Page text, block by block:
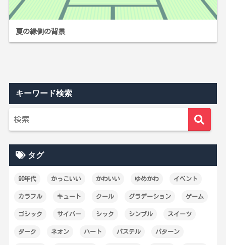
夏の縁側の背景
キーワード検索
タグ
90年代 かっこいい かわいい ゆめかわ イベント
カラフル キュート クール グラデーション ゲーム
ゴシック サイバー シック シンプル スイーツ
ダーク ネオン ハート パステル パターン